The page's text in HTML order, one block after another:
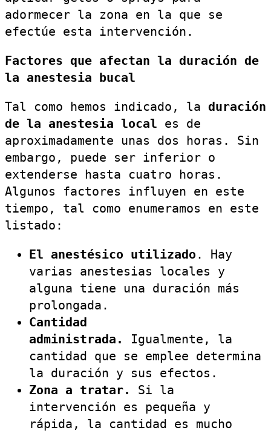
adormecer la zona en la que se
efectúe esta intervención.
Factores que afectan la duración de
la anestesia bucal
Tal como hemos indicado, la duración
de la anestesia local es de
aproximadamente unas dos horas. Sin
embargo, puede ser inferior o
extenderse hasta cuatro horas.
Algunos factores influyen en este
tiempo, tal como enumeramos en este
listado:
El anestésico utilizado . Hay
varias anestesias locales y
alguna tiene una duración más
prolongada.
Cantidad
administrada.
Igualmente, la
cantidad que se emplee determina
la duración y sus efectos.
Zona a tratar.
Si la
intervención es pequeña y
rápida, la cantidad es mucho